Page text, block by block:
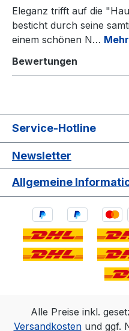
Eleganz trifft auf die
besticht durch seine
einem schönen N… Mehr
Bewertungen
Service-Hotline
Newsletter
Allgemeine
Alle Preise inkl.
Versandkostenund ggf.